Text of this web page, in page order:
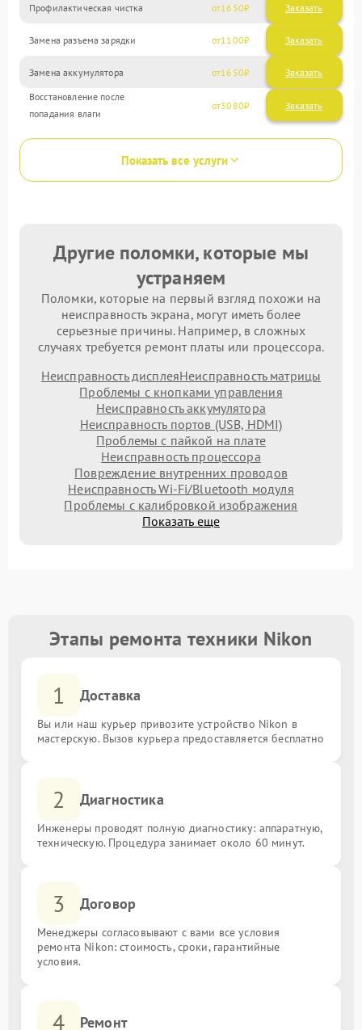
Профилактическая чистка 1650
Замена разъема зарядки 1100
Замена аккумулятора 1650
Восстановление после
попадания влаги
3080
Показать все услуги
Другие поломки, которые мы
устраняем
Поломки, которые на первый взгляд похожи на
неисправность экрана, могут иметь более
серьезные причины. Например, в сложных
случаях требуется ремонт платы или процессора.
Неисправность дисплеяНеисправность матрицы
Проблемы с кнопками управления
Неисправность аккумулятора
Неисправность портов (USB, HDMI)
Проблемы с пайкой на плате
Неисправность процессора
Повреждение внутренних проводов
Неисправность Wi-Fi/Bluetooth модуля
Проблемы с калибровкой изображения
Показать еще
Этапы ремонта техники Nikon
1 Доставка
Вы или наш курьер привозите устройство Nikon в
мастерскую. Вызов курьера предоставляется бесплатно
2 Диагностика
Инженеры проводят полную диагностику: аппаратную,
техническую. Процедура занимает около 60 минут.
3 Договор
Менеджеры согласовывают с вами все условия
ремонта Nikon: стоимость, сроки, гарантийные
условия.
4 Ремонт